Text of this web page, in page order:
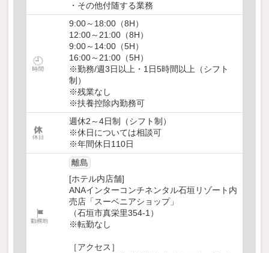
・その他付随する業務
9:00～18:00（8H）
12:00～21:00（8H）
9:00～14:00（5H）
16:00～21:00（5H）
※勤務/週3日以上・1日5時間以上（シフト
制）
※残業なし
※扶養控除内勤務可
週休2～4日制（シフト制）
※休日については相談可
※年間休日110日
離島
[ホテル内店舗]
ANAインターコンチネンタル石垣リゾート内
売店「スーベニアショップ」
（石垣市真栄里354-1）
※転勤なし
［アクセス］